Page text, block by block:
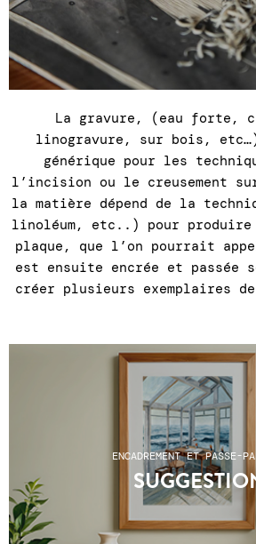
La gravure, (eau forte,
linogravure, sur bois,
générique pour les
l’incision ou le creusement
la matière dépend de la
linoléum, etc..) pour produire
plaque, que l’on pourrait
est ensuite encrée et passée
créer plusieurs exemplaires
ENCADREMENT ET PASSE-